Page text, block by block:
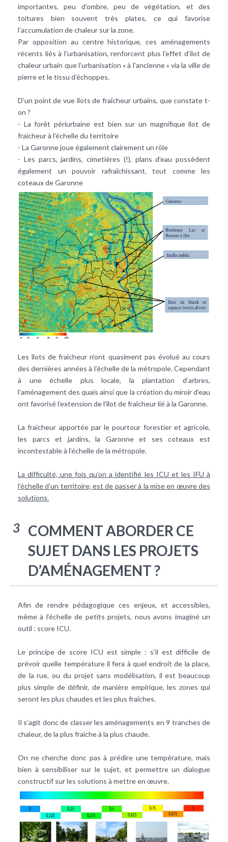
importantes, peu d’ombre, peu de végétation, et des
toitures bien souvent très plates, ce qui favorise
l’accumulation de chaleur sur la zone.
Par opposition au centre historique, ces aménagements
récents liés à l’urbanisation, renforcent plus l’effet d’ilot de
chaleur urbain que l’urbanisation « à l’ancienne » via la ville de
pierre et le tissu d’échoppes.
D’un point de vue îlots de fraîcheur urbains, que constate t-
on ?
- La forêt périurbaine est bien sur un magnifique ilot de
fraicheur à l’échelle du territoire
- La Garonne joue également clairement un rôle
- Les parcs, jardins, cimetières (!), plans d’eau possèdent
également un pouvoir rafraîchissant, tout comme les
coteaux de Garonne
Les îlots de fraîcheur n’ont quasiment pas évolué au cours
des dernières années à l’échelle de la métropole. Cependant
à une échelle plus locale, la plantation d’arbres,
l’aménagement des quais ainsi que la création du miroir d’eau
ont favorisé l’extension de l’îlot de fraîcheur lié à la Garonne.
La fraicheur apportée par le pourtour forestier et agricole,
les parcs et jardins, la Garonne et ses coteaux est
incontestable à l’échelle de la métropole.
La difficulté, une fois qu’on a identifié les ICU et les IFU à
l’échelle d’un territoire, est de passer à la mise en œuvre des
solutions.
3
COMMENT ABORDER CE
SUJET DANS LES PROJETS
D’AMÉNAGEMENT ?
Afin de rendre pédagogique ces enjeux, et accessibles,
même à l’échelle de petits projets, nous avons imaginé un
outil : score ICU.
Le principe de score ICU est simple : s’il est difficile de
prévoir quelle température il fera à quel endroit de la place,
de la rue, ou du projet sans modélisation, il est beaucoup
plus simple de définir, de manière empirique, les zones qui
seront les plus chaudes et les plus fraîches.
Il s’agit donc de classer les aménagements en 9 tranches de
chaleur, de la plus fraiche à la plus chaude.
On ne cherche donc pas à prédire une température, mais
bien à sensibiliser sur le sujet, et permettre un dialogue
constructif sur les solutions à mettre en œuvre.